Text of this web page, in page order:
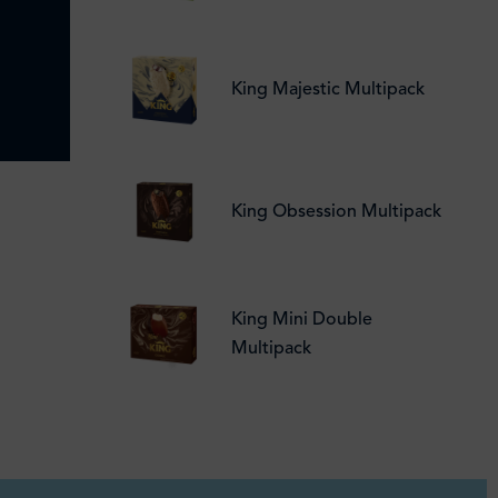
King Majestic Multipack
King Obsession Multipack
King Mini Double
Multipack